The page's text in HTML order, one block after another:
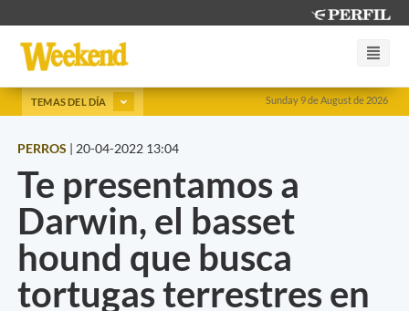
Sunday 9 de August de 2026
TEMAS DEL DÍA
PERROS | 20-04-2022 13:04
Te presentamos a
Darwin, el basset
hound que busca
tortugas terrestres en